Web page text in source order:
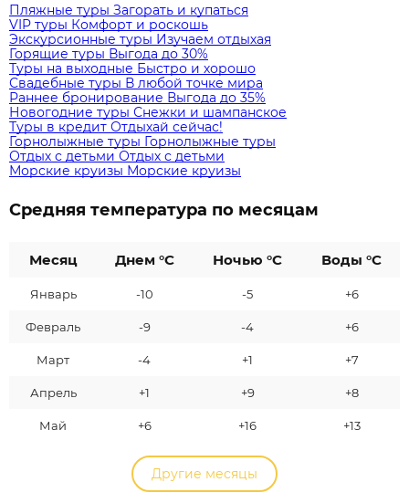
Пляжные туры Загорать и купаться
VIP туры Комфорт и роскошь
Экскурсионные туры Изучаем отдыхая
Горящие туры Выгода до 30%
Туры на выходные Быстро и хорошо
Свадебные туры В любой точке мира
Раннее бронирование Выгода до 35%
Новогодние туры Снежки и шампанское
Туры в кредит Отдыхай сейчас!
Горнолыжные туры Горнолыжные туры
Отдых с детьми Отдых с детьми
Морские круизы Морские круизы
Средняя температура по месяцам
Месяц Днем °C Ночью °C Воды °C
Январь -10 -5 +6
Февраль -9 -4 +6
Март -4 +1 +7
Апрель +1 +9 +8
Май +6 +16 +13
Другие месяцы